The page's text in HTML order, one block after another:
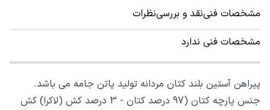
مشخصات فنینقد و بررسینظرات
مشخصات فنی ندارد
پیراهن آستین بلند کتان مردانه تولید پاتن جامه می باشد.
جنس پارچه کتان (97 درصد کتان - 3 درصد کش (لاکرا) کش